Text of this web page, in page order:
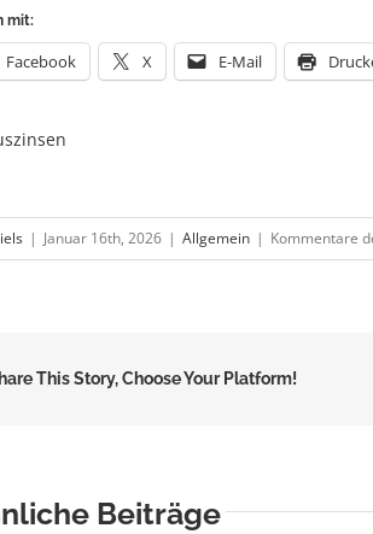
mit:
Facebook X E-Mail
| Januar 16th, 2026 | Allgemein | Kommentare
This Story, Choose Your Platform!
Beiträge